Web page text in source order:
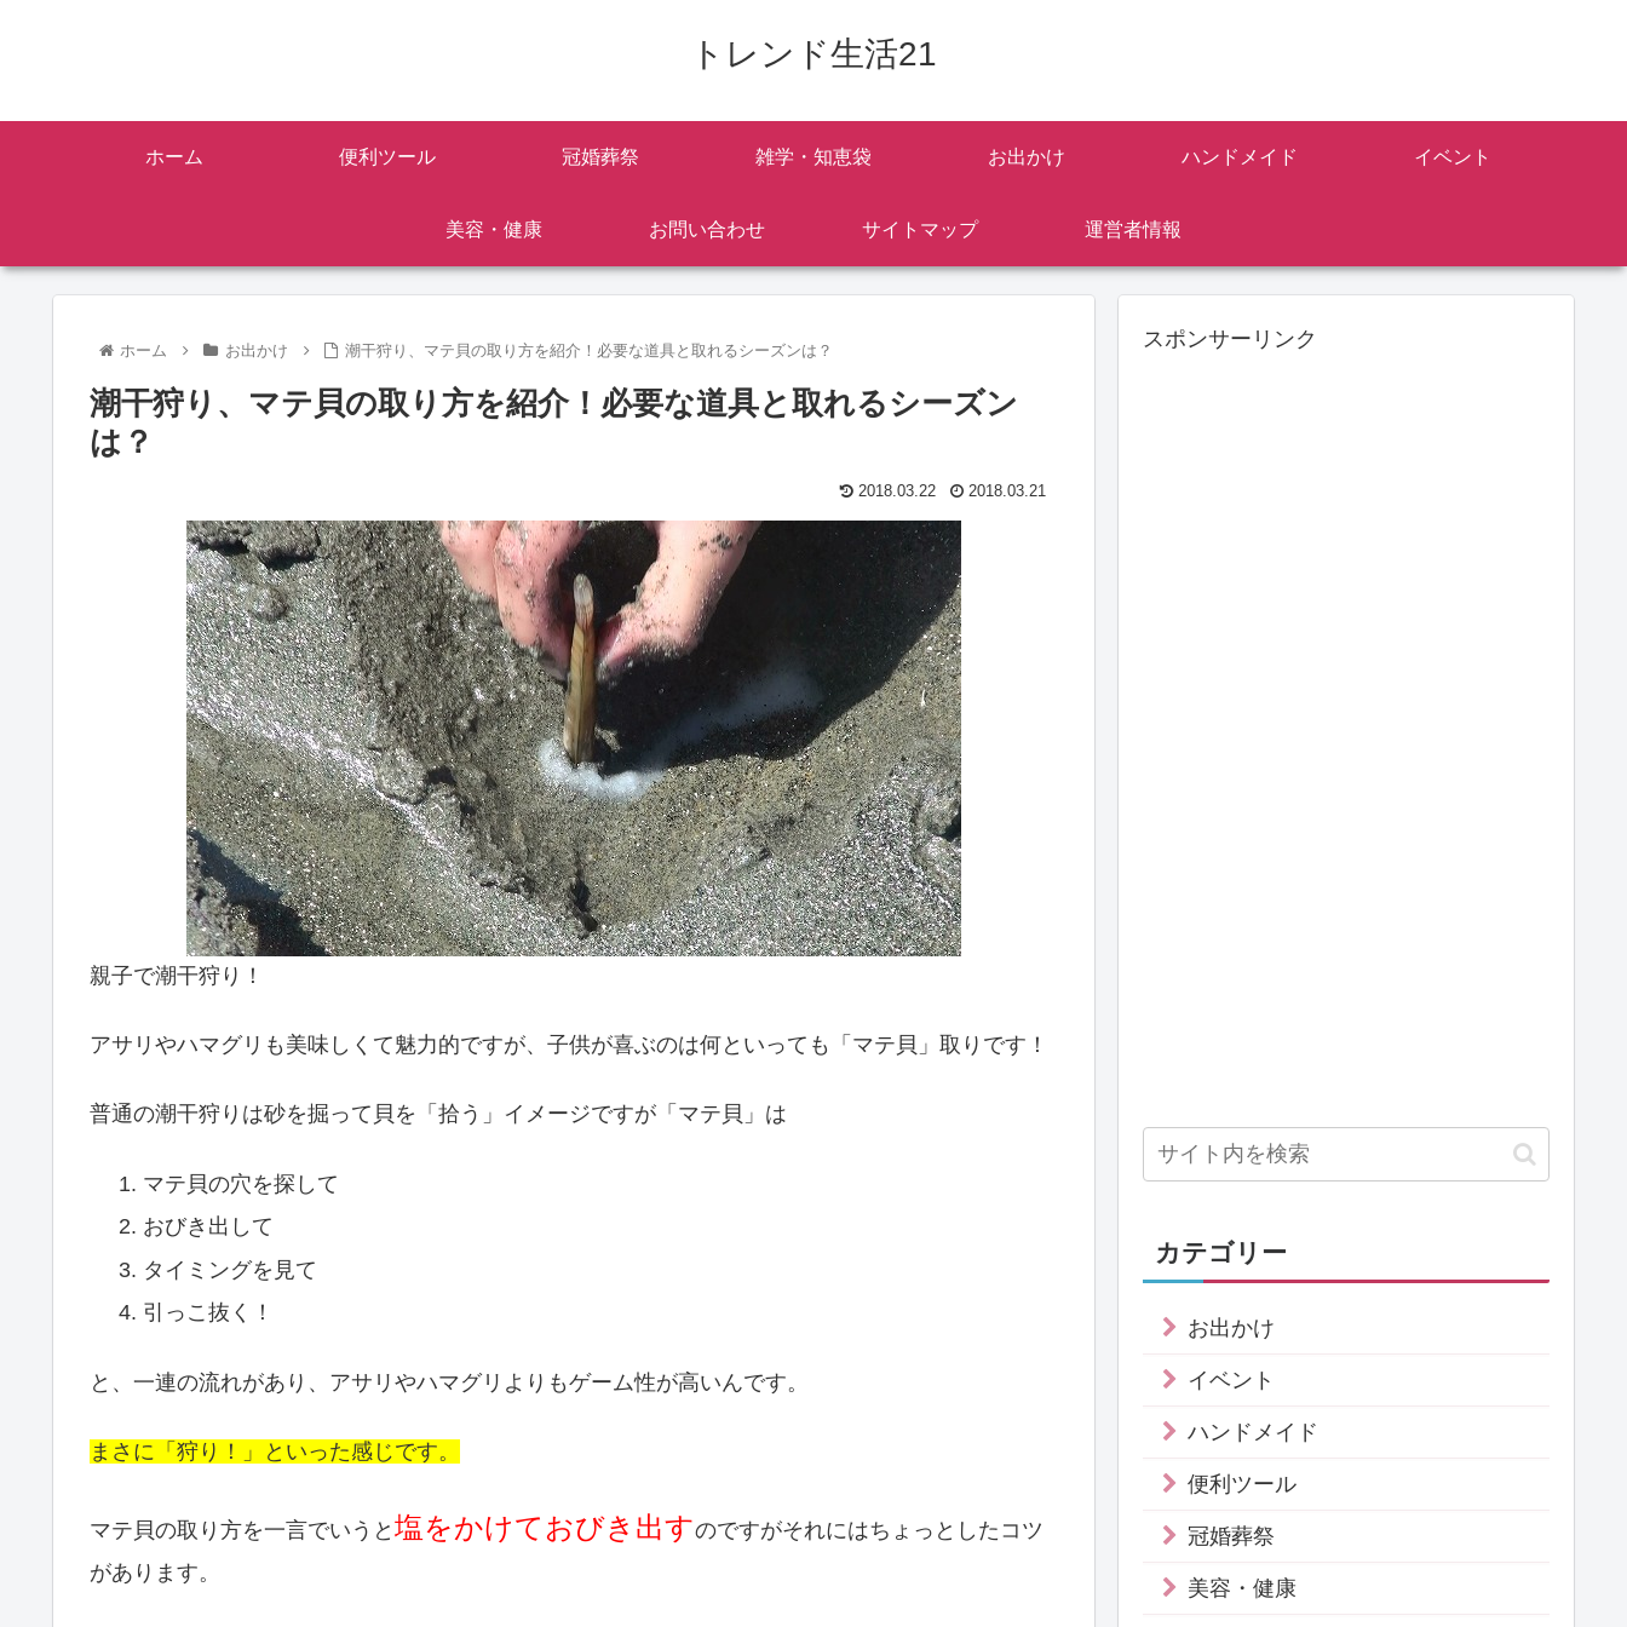
トレンド生活21
ホーム 便利ツール 冠婚葬祭 雑学・知恵袋 お出かけ ハンドメイド イベント
美容・健康 お問い合わせ サイトマップ 運営者情報
ホーム お出かけ 潮干狩り、マテ貝の取り方を紹介！必要な道具と取れるシーズンは？
潮干狩り、マテ貝の取り方を紹介！必要な道具と取れるシーズン
は？
2018.03.22 2018.03.21
親子で潮干狩り！
アサリやハマグリも美味しくて魅力的ですが、子供が喜ぶのは何といっても「マテ貝」取りです！
普通の潮干狩りは砂を掘って貝を「拾う」イメージですが「マテ貝」は
マテ貝の穴を探して
おびき出して
タイミングを見て
引っこ抜く！
と、一連の流れがあり、アサリやハマグリよりもゲーム性が高いんです。
まさに「狩り ！」といった感じです。
マテ貝の取り方を一言でいうと 塩をかけておびき出すのですがそれにはちょっとしたコツ
があります。
スポンサーリンク
カテゴリー
お出かけ
イベント
ハンドメイド
便利ツール
冠婚葬祭
美容・健康